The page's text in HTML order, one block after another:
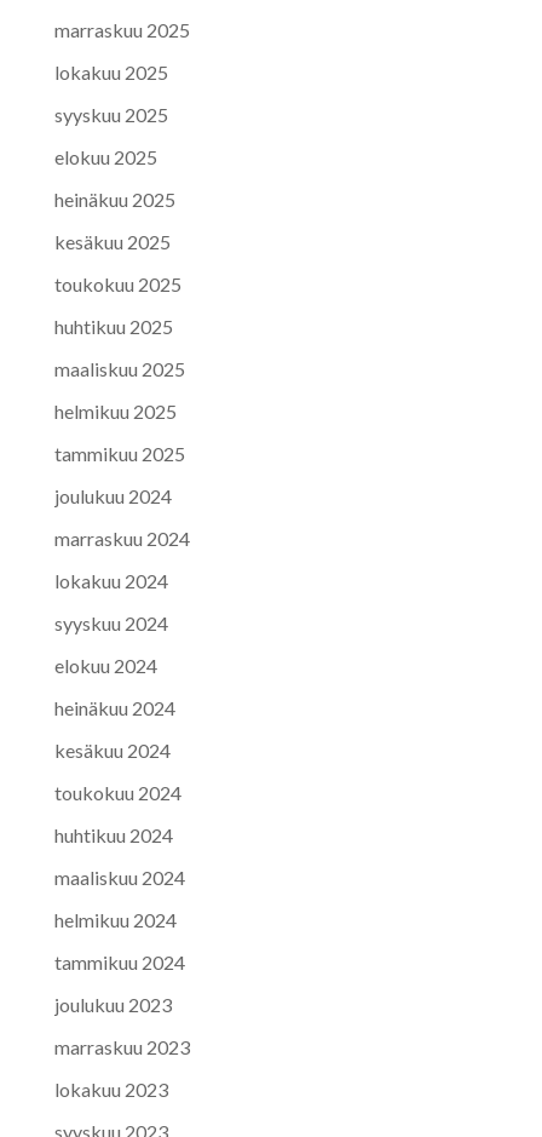
marraskuu 2025
lokakuu 2025
syyskuu 2025
elokuu 2025
heinäkuu 2025
kesäkuu 2025
toukokuu 2025
huhtikuu 2025
maaliskuu 2025
helmikuu 2025
tammikuu 2025
joulukuu 2024
marraskuu 2024
lokakuu 2024
syyskuu 2024
elokuu 2024
heinäkuu 2024
kesäkuu 2024
toukokuu 2024
huhtikuu 2024
maaliskuu 2024
helmikuu 2024
tammikuu 2024
joulukuu 2023
marraskuu 2023
lokakuu 2023
syyskuu 2023